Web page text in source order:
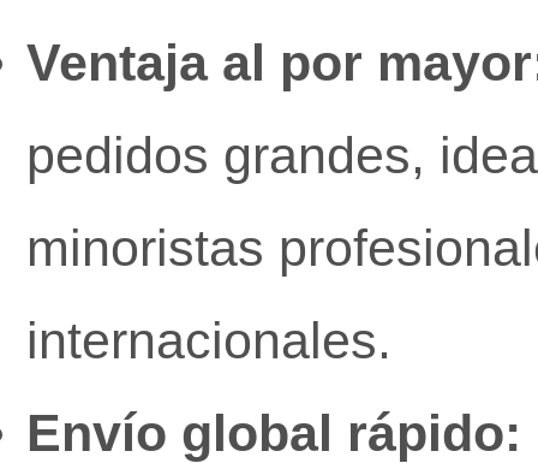
Ventaja al por
pedidos grandes,
minoristas
internacionales.
Envío global rápido: